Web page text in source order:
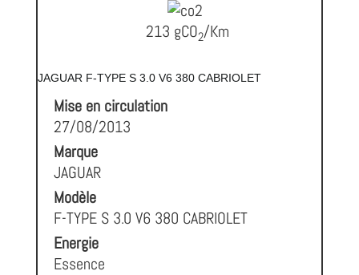
213 gCO2/Km
JAGUAR F-TYPE S 3.0 V6 380 CABRIOLET
Mise en circulation
27/08/2013
Marque
JAGUAR
Modèle
F-TYPE S 3.0 V6 380 CABRIOLET
Energie
Essence